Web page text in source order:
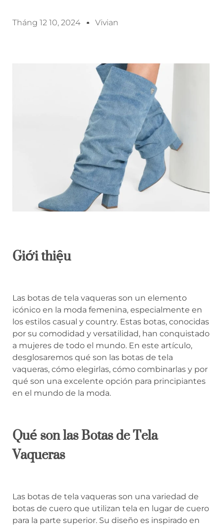
Tháng 12 10, 2024 Vivian
Giới thiệu
Las botas de tela vaqueras son un elemento
icónico en la moda femenina, especialmente en
los estilos casual y country. Estas botas, conocidas
por su comodidad y versatilidad, han conquistado
a mujeres de todo el mundo. En este artículo,
desglosaremos qué son las botas de tela
vaqueras, cómo elegirlas, cómo combinarlas y por
qué son una excelente opción para principiantes
en el mundo de la moda.
Qué son las Botas de Tela
Vaqueras
Las botas de tela vaqueras son una variedad de
botas de cuero que utilizan tela en lugar de cuero
para la parte superior. Su diseño es inspirado en